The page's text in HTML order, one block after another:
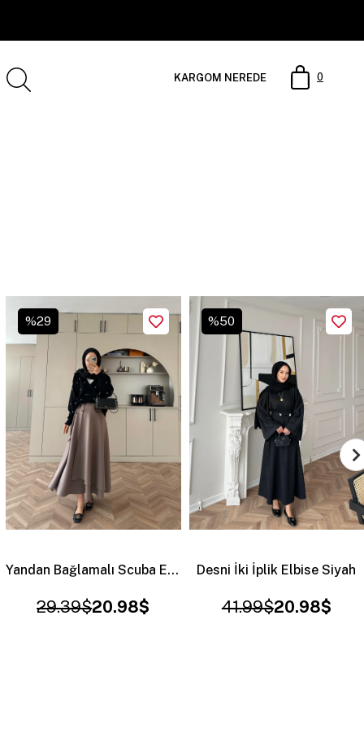
0
KARGOM NEREDE
%50
Desni İki İplik Elbise Siyah
20.98$
41.99$
%38
Marissa Triko Elbise Gri
20.98$
33.59$